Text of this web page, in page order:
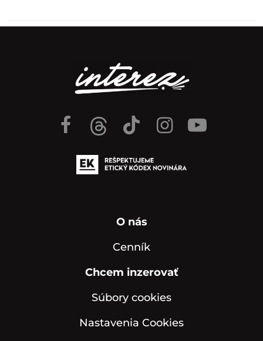
O nás
Cenník
Chcem inzerovať
Súbory cookies
Nastavenia Cookies